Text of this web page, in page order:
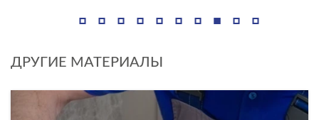
ДРУГИЕ МАТЕРИАЛЫ